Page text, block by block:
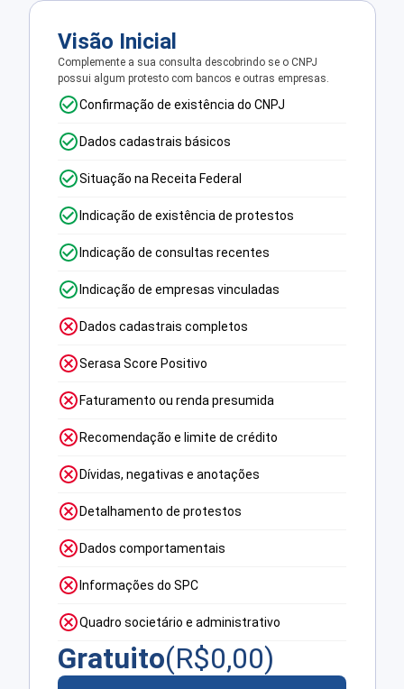
Visão Inicial
Complemente a sua consulta descobrindo se o CNPJ
possui algum protesto com bancos e outras empresas.
Confirmação de existência do CNPJ
Dados cadastrais básicos
Situação na Receita Federal
Indicação de existência de protestos
Indicação de consultas recentes
Indicação de empresas vinculadas
Dados cadastrais completos
Serasa Score Positivo
Faturamento ou renda presumida
Recomendação e limite de crédito
Dívidas, negativas e anotações
Detalhamento de protestos
Dados comportamentais
Informações do SPC
Quadro societário e administrativo
Gratuito(R$0,00)